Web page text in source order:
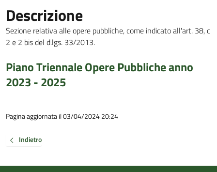
Descrizione
Sezione relativa alle opere pubbliche, come indicato all'art. 38, c
2 e 2 bis del d.lgs. 33/2013.
Piano Triennale Opere Pubbliche anno
2023 - 2025
Pagina aggiornata il 03/04/2024 20:24
Indietro